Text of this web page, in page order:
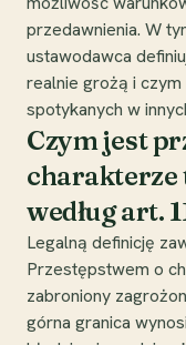
przedawnienia. W
ustawodawca
realnie grożą i
spotykanych w
Czym jest
według art.
Legalną definicję
Przestępstwem o
zabroniony
górna granica